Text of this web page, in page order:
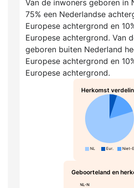
Van de inwoners geboren in
75% een Nederlandse
Europese achtergrond en
Europese achtergrond. Van
geboren buiten Nederland
Europese achtergrond en
Europese achtergrond.
Herkomst
NL Eur. Niet-
Geboorteland en
NL-N